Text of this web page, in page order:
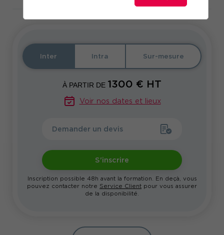
Inter Intra Sur-mesure
À PARTIR DE 1300 € HT
Voir nos dates et lieux
Demander un devis
S'inscrire
Inscription possible 48h avant la formation. En deçà, vous
pouvez contacter notre Service Client pour vous assurer
de la disponibilité.